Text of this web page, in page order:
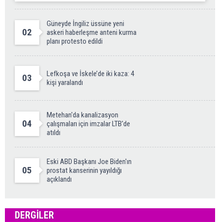
02
Güneyde İngiliz üssüne yeni
askeri haberleşme anteni kurma
planı protesto edildi
03
Lefkoşa ve İskele’de iki kaza: 4
kişi yaralandı
04
Metehan'da kanalizasyon
çalışmaları için imzalar LTB'de
atıldı
05
Eski ABD Başkanı Joe Biden'ın
prostat kanserinin yayıldığı
açıklandı
DERGILER